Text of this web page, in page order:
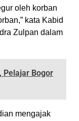
oleh korban
kata Kabid
Zulpan dalam
Pelajar Bogor
mengajak